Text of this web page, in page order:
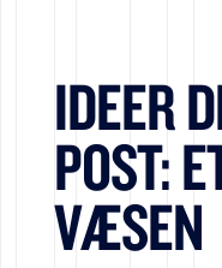
IDEER
POST:
VÆSEN